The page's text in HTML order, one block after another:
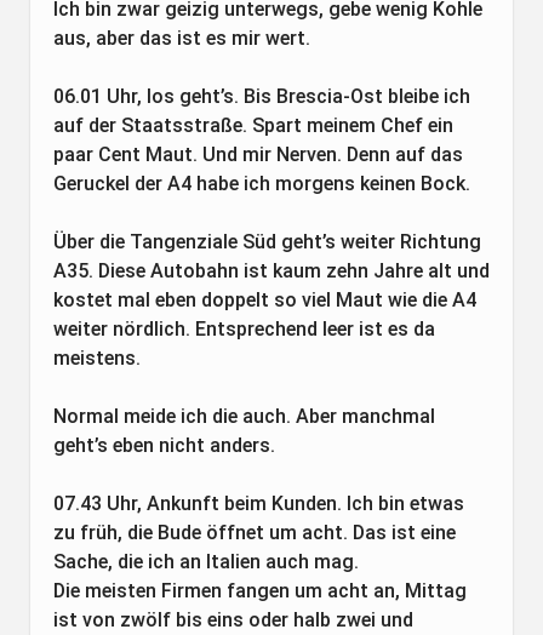
Ich bin zwar geizig unterwegs, gebe wenig Kohle
aus, aber das ist es mir wert.
06.01 Uhr, los geht’s. Bis Brescia-Ost bleibe ich
auf der Staatsstraße. Spart meinem Chef ein
paar Cent Maut. Und mir Nerven. Denn auf das
Geruckel der A4 habe ich morgens keinen Bock.
Über die Tangenziale Süd geht’s weiter Richtung
A35. Diese Autobahn ist kaum zehn Jahre alt und
kostet mal eben doppelt so viel Maut wie die A4
weiter nördlich. Entsprechend leer ist es da
meistens.
Normal meide ich die auch. Aber manchmal
geht’s eben nicht anders.
07.43 Uhr, Ankunft beim Kunden. Ich bin etwas
zu früh, die Bude öffnet um acht. Das ist eine
Sache, die ich an Italien auch mag.
Die meisten Firmen fangen um acht an, Mittag
ist von zwölf bis eins oder halb zwei und